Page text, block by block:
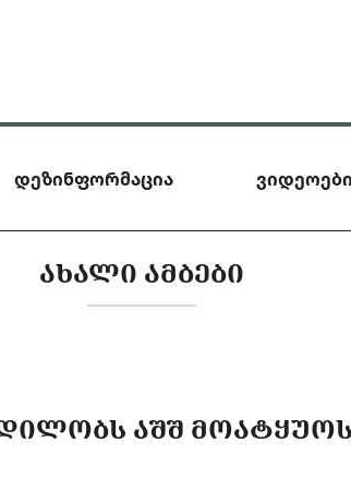
დეზინფორმაცია ვიდეოები
ᲐᲮᲐᲚᲘ ᲐᲛᲑᲔᲑᲘ
ᲐᲨᲨ